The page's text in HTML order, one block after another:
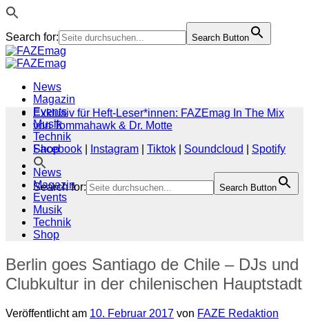
Search for: Search Button
Zum
Inhalt
News
Magazin
Events
Musik
Technik
Shop
Search for: Search Button
Exklusiv für Heft-Leser*innen: FAZEmag In The Mix
von Tommahawk & Dr. Motte
Facebook
Instagram Tiktok Soundcloud
Spotify
News
Magazin
Events
Musik
Technik
Shop
Berlin goes Santiago de Chile – DJs und
Clubkultur in der chilenischen Hauptstadt
Veröffentlicht am 10. Februar 2017 von FAZE Redaktion